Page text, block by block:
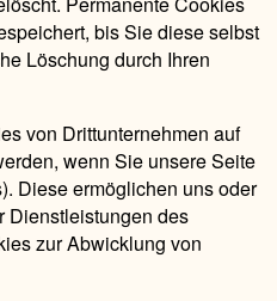
bis Sie diese selbst
Löschung durch Ihren
von Drittunternehmen auf
wenn Sie unsere Seite
Diese ermöglichen uns oder
Dienstleistungen des
zur Abwicklung von